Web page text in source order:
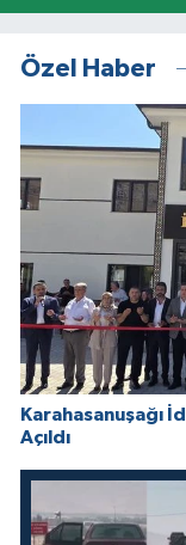
Özel Haber
Karahasanuşağı
Açıldı